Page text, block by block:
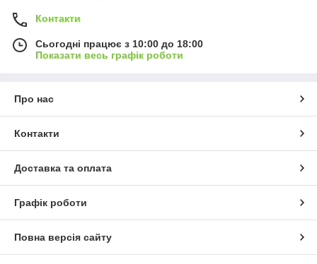
Контакти
Сьогодні працює з 10:00 до 18:00
Показати весь графік роботи
Про нас
Контакти
Доставка та оплата
Графік роботи
Повна версія сайту